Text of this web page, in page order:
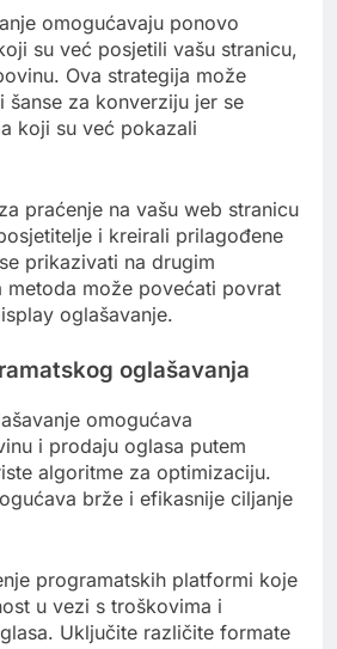
omogućavaju ponovo
su već posjetili vašu stranicu,
Ova strategija može
šanse za konverziju jer se
koji su već pokazali
praćenje na vašu web stranicu
i kreirali prilagođene
prikazivati na drugim
metoda može povećati povrat
oglašavanje.
oglašavanja
omogućava
i prodaju oglasa putem
algoritme za optimizaciju.
brže i efikasnije ciljanje
programatskih platformi koje
u vezi s troškovima i
Uključite različite formate